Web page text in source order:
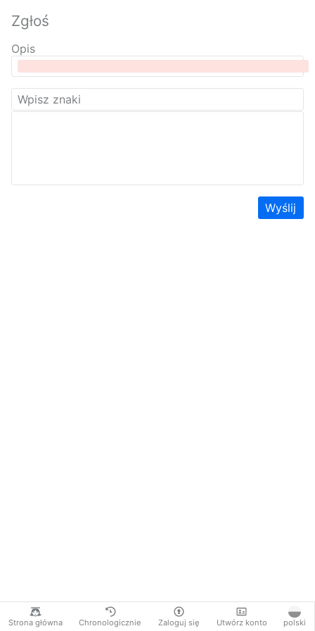
Strona główna Chronologicznie Zaloguj się Utwórz konto polski
Zgłoś
Opis
Wyślij